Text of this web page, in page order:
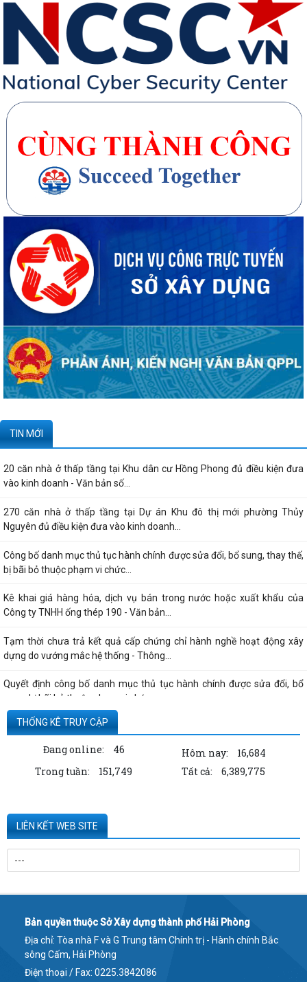
TIN MỚI
20 căn nhà ở thấp tầng tại Khu dân cư Hồng Phong đủ điều kiện đưa
vào kinh doanh - Văn bản số...
270 căn nhà ở thấp tầng tại Dự án Khu đô thị mới phường Thủy
Nguyên đủ điều kiện đưa vào kinh doanh...
Công bố danh mục thủ tục hành chính được sửa đổi, bổ sung, thay thế,
bị bãi bỏ thuộc phạm vi chức...
Kê khai giá hàng hóa, dịch vụ bán trong nước hoặc xuất khẩu của
Công ty TNHH ống thép 190 - Văn bản...
Tạm thời chưa trả kết quả cấp chứng chỉ hành nghề hoạt động xây
dựng do vướng mắc hệ thống - Thông...
Quyết định công bố danh mục thủ tục hành chính được sửa đổi, bổ
sung, bị bãi bỏ thuộc phạm vi chức...
THỐNG KÊ TRUY CẬP
Đang online: 46 Hôm nay:
16,684
Trong tuần:
151,749 Tất cả: 6,389,775
LIÊN KẾT WEB SITE
Bản quyền thuộc Sở Xây dựng thành phố Hải Phòng
Địa chỉ: Tòa nhà F và G Trung tâm Chính trị - Hành chính Bắc
sông Cấm, Hải Phòng
Điện thoại / Fax: 0225.3842086